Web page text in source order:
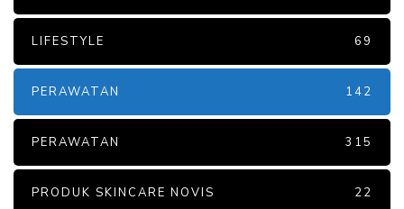
LIFESTYLE 69
PERAWATAN 142
PERAWATAN 315
PRODUK SKINCARE NOVIS 22